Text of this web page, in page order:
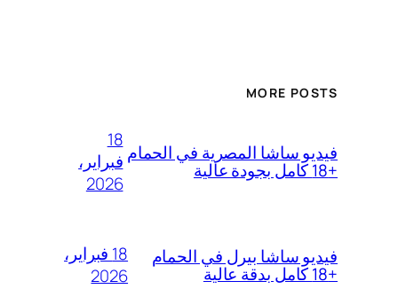
MORE POSTS
فيديو ساشا المصرية في الحمام
+18 كامل بجودة عالية
18
فبراير،
2026
فيديو ساشا بيرل في الحمام
+18 كامل بدقة عالية
18 فبراير،
2026